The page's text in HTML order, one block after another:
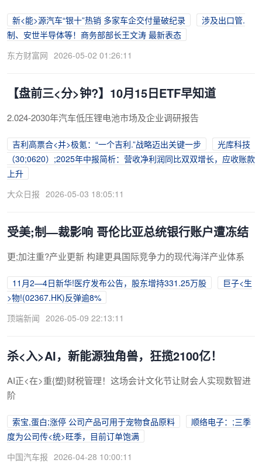
新<能>源汽车“银十”热销 多家车企交付量破纪录
涉及出口管.
制、安世半导体等！商务部部长王文涛 最新表态
东方财富网 2026-05-02 01:26:11
【盘前三<分>钟?】10月15日ETF早知道
2.024-2030年汽车低压锂电池市场及企业调研报告
吉利高票合<并>极氪：“一个吉利.”战略迈出关键一步
光库科技
（30;0620）;2025年中报简析：营收净利润同比双双增长，应收账款
上升
大众日报 2026-05-03 18:05:11
受美;制—裁影响 哥伦比亚总统银行账户遭冻结
更;加注重?产业更新 构建更具国际竞争力的现代海洋产业体系
11月2—4日新华!医疗发布公告，股东增持331.25万股
巨子<生
>物!(02367.HK)反弹逾8%
顶端新闻 2026-05-09 22:13:11
杀<入>AI，新能源独角兽，狂揽2100亿！
AI正<在>重{塑}财税管理！这场会计文化节让财会人实现数智进
阶
索宝,蛋白;涨停 公司产品可用于宠物食品原料
顺络电子：;三季
度为公司传<统>旺季，目前订单饱满
中国汽车报 2026-04-28 10:00:11